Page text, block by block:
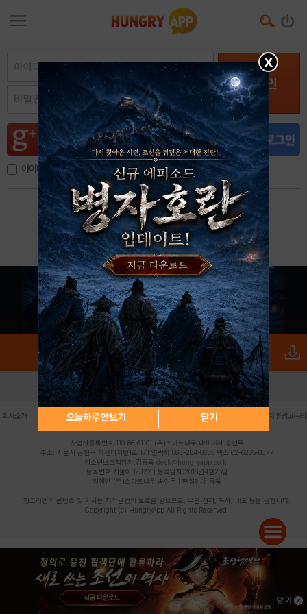
로그인
아이디, 이메일 저장
아이디 / 비밀번호 찾기 회원가입
X
오늘하루 안보기 닫기
로그인 PC버전 전체앱
회사소개 | 개인정보 처리방침 불법촬영물 신고센터 제휴광고문의
사업자등록번호:119-86-61101 (주)스마트나우 대표이사:송현두
주소: 서울시 금천구 가산디지털1로 171 연락처:063-284-8635 팩스:02-6265-0377
청소년보호책임자:김동욱 desk@hungryapp.co.kr
등록번호:서울아02322 | 등록일자:2016년4월25일
발행인:(주)스마트나우 송현두 | 편집인:김동욱
헝그리앱의 콘텐츠 및 기사는 저작권법의 보호를 받으므로, 무단 전재, 복사, 배포 등을 금합니다.
Copyright (c) HungryApp All Rights Reserved.